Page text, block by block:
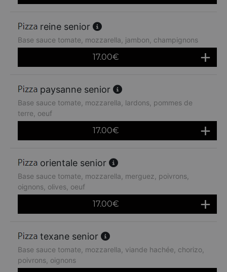
reine senior
Base sauce tomate, mozzarella, jambon, champignons
17.00€
paysanne senior
Base sauce tomate, mozzarella, lardons, pommes de
terre, oeuf
17.00€
orientale senior
Base sauce tomate, mozzarella, merguez, poivrons,
oignons, olives, oeuf
17.00€
texane senior
Base sauce tomate, mozzarella, viande hachée, chorizo,
poivrons, oignons